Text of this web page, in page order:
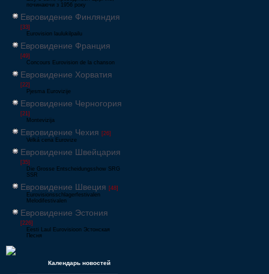
починаючи з 1956 року
Евровидение Финляндия
[33]
Eurovision laulukilpailu
Евровидение Франция
[49]
Concours Eurovision de la chanson
Евровидение Хорватия
[22]
Pjesma Eurovizije
Евровидение Черногория
[21]
Montevizija
Евровидение Чехия [26]
Velká cena Eurovize
Евровидение Швейцария
[35]
Die Grosse Entscheidungsshow SRG
SSR
Евровидение Швеция [48]
Eurovisionsschlagerfestivalen
Melodifestivalen
Евровидение Эстония
[226]
Eesti Laul Eurovisioon Эстонская
Песня
Календарь новостей